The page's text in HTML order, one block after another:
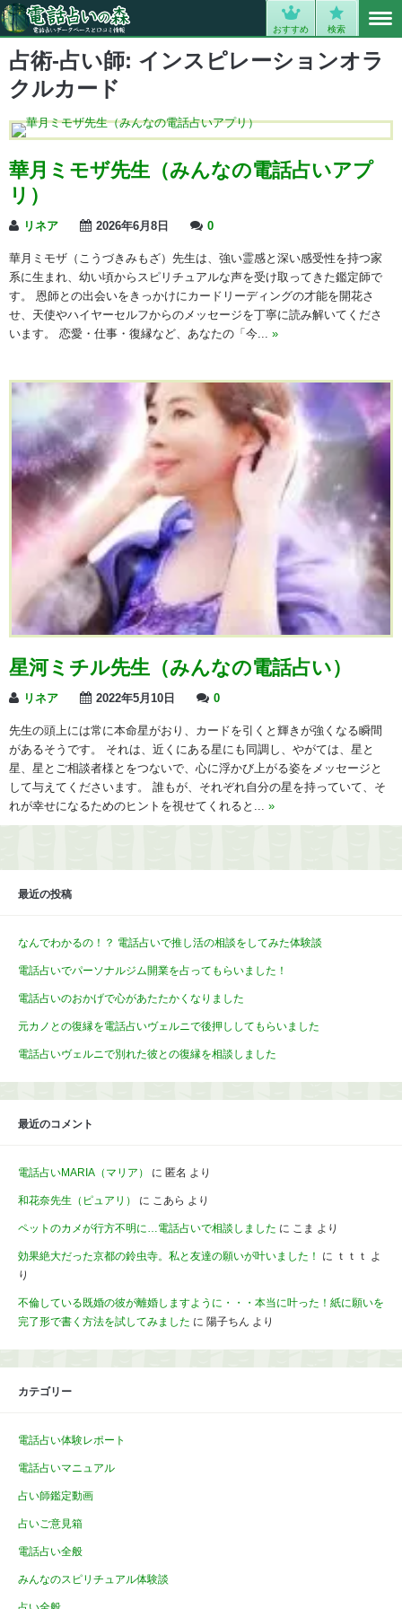
おすすめ 検索
占術-占い師: インスピレーションオラ
クルカード
華月ミモザ先生（みんなの電話占いアプ
リ）
リネア 2026年6月8日 0
華月ミモザ（こうづきみもざ）先生は、強い霊感と深い感受性を持つ家
系に生まれ、幼い頃からスピリチュアルな声を受け取ってきた鑑定師で
す。 恩師との出会いをきっかけにカードリーディングの才能を開花さ
せ、天使やハイヤーセルフからのメッセージを丁寧に読み解いてくださ
います。 恋愛・仕事・復縁など、あなたの「今... »
星河ミチル先生（みんなの電話占い）
リネア 2022年5月10日 0
先生の頭上には常に本命星がおり、カードを引くと輝きが強くなる瞬間
があるそうです。 それは、近くにある星にも同調し、やがては、星と
星、星とご相談者様とをつないで、心に浮かび上がる姿をメッセージと
して与えてくださいます。 誰もが、それぞれ自分の星を持っていて、そ
れが幸せになるためのヒントを視せてくれると... »
最近の投稿
なんでわかるの！？ 電話占いで推し活の相談をしてみた体験談
電話占いでパーソナルジム開業を占ってもらいました！
電話占いのおかげで心があたたかくなりました
元カノとの復縁を電話占いヴェルニで後押ししてもらいました
電話占いヴェルニで別れた彼との復縁を相談しました
最近のコメント
電話占いMARIA（マリア） に 匿名 より
和花奈先生（ピュアリ） に こあら より
ペットのカメが行方不明に…電話占いで相談しました に こま より
効果絶大だった京都の鈴虫寺。私と友達の願いが叶いました！ に ｔｔｔ よ
り
不倫している既婚の彼が離婚しますように・・・本当に叶った！紙に願いを
完了形で書く方法を試してみました に 陽子ちん より
カテゴリー
電話占い体験レポート
電話占いマニュアル
占い師鑑定動画
占いご意見箱
電話占い全般
みんなのスピリチュアル体験談